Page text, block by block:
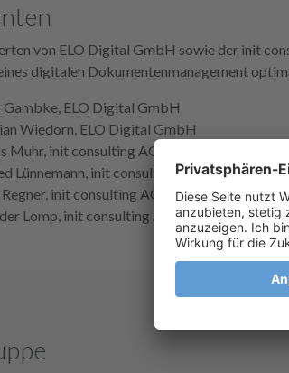
von ELO Digital GmbH sowie der init
digitalen Dokumentenmanagement
ELO Digital GmbH
Wiedorn, ELO Digital GmbH
Muhr, init consulting AG
Lünnemann, init consulting AG
init consulting AG
Lomp, init consulting AG